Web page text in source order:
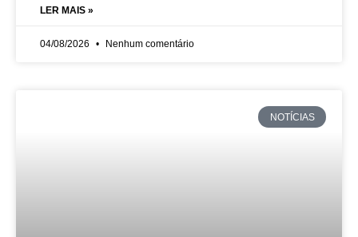
LER MAIS »
04/08/2026 Nenhum comentário
NOTÍCIAS